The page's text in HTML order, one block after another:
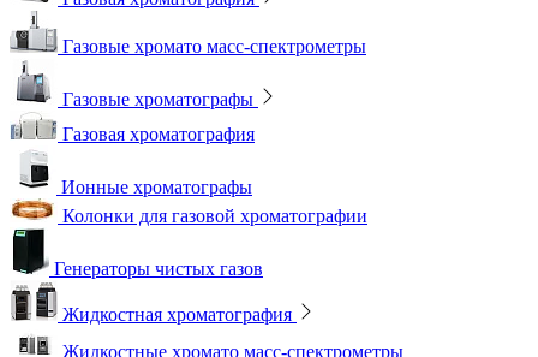
Газовые хромато масс-спектрометры
Газовые хроматографы
Газовая хроматография
Ионные хроматографы
Колонки для газовой хроматографии
Генераторы чистых газов
Жидкостная хроматография
Жидкостные хромато масс-спектрометры